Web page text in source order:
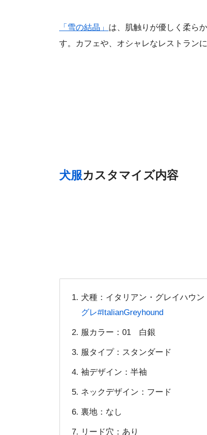
「雪の結晶」 は、肌触りが優しく柔ら
す。カフェや、オシャレなレストラン
犬服カスタマイズ内容
犬種：イタリアン・グレイハウン
グレ#ItalianGreyhound
服カラー：01 白銀
服タイプ：スタンダード
袖デザイン：半袖
ネックデザイン：フード
裏地：なし
リード穴：あり